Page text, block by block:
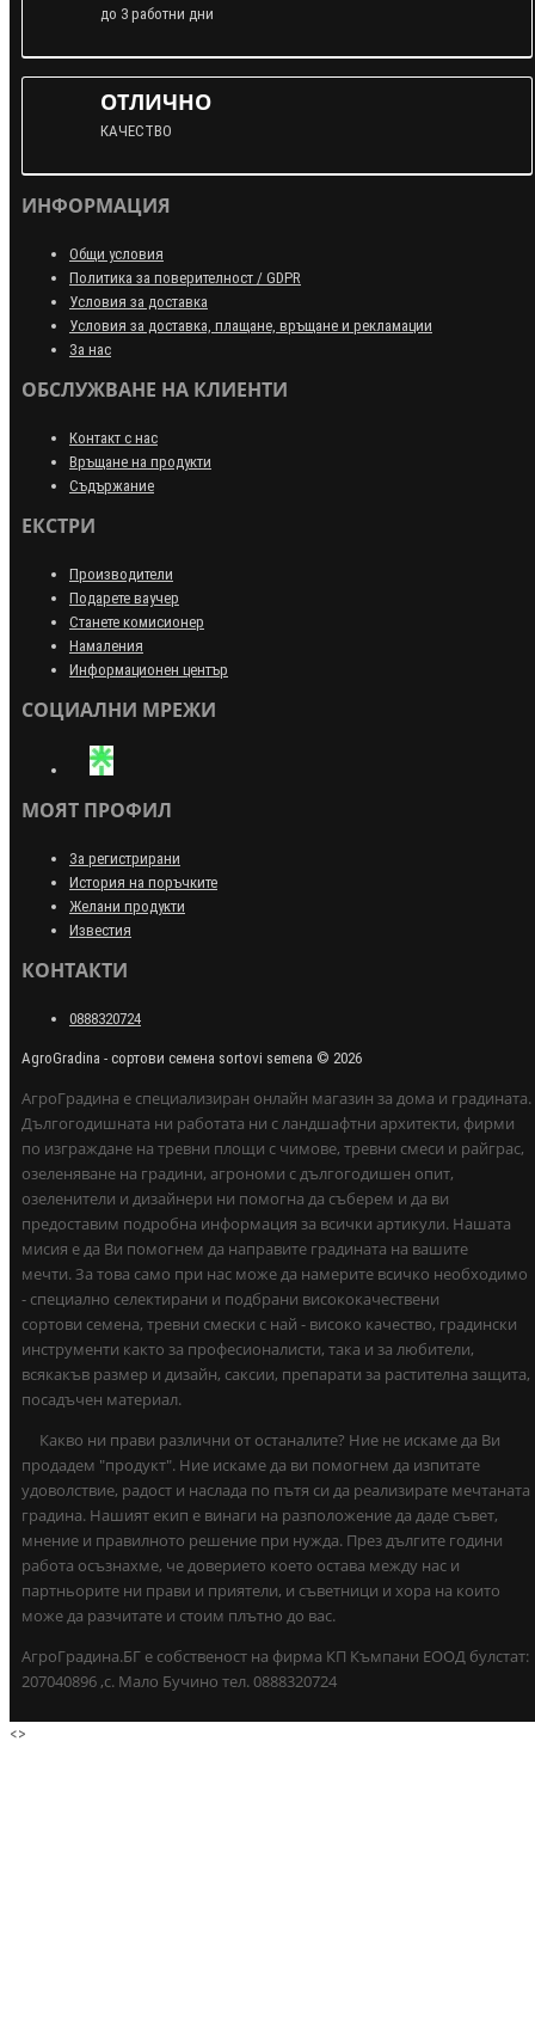
до 3 работни дни
ОТЛИЧНО
КАЧЕСТВО
ИНФОРМАЦИЯ
Общи условия
Политика за поверителност / GDPR
Условия за доставка
Условия за доставка, плащане, връщане и рекламации
За нас
ОБСЛУЖВАНЕ НА КЛИЕНТИ
Контакт с нас
Връщане на продукти
Съдържание
ЕКСТРИ
Производители
Подарете ваучер
Станете комисионер
Намаления
Информационен център
СОЦИАЛНИ МРЕЖИ
МОЯТ ПРОФИЛ
За регистрирани
История на поръчките
Желани продукти
Известия
КОНТАКТИ
0888320724
AgroGradina - сортови семена sortovi semena © 2026
АгроГрадина е специализиран онлайн магазин за дома и градината.
Дългогодишната ни работата ни с ландшафтни архитекти, фирми
по изграждане на тревни площи с чимове, тревни смеси и райграс,
озеленяване на градини, агрономи с дългогодишен опит,
озеленители и дизайнери ни помогна да съберем и да ви
предоставим подробна информация за всички артикули. Нашата
мисия е да Ви помогнем да направите градината на вашите
мечти. За това само при нас може да намерите всичко необходимо
- специално селектирани и подбрани висококачествени
сортови семена, тревни смески с най - високо качество, градински
инструменти както за професионалисти, така и за любители,
всякакъв размер и дизайн, саксии, препарати за растителна защита,
посадъчен материал.
Какво ни прави различни от останалите? Ние не искаме да Ви
продадем "продукт". Ние искаме да ви помогнем да изпитате
удоволствие, радост и наслада по пътя си да реализирате мечтаната
градина. Нашият екип е винаги на разположение да даде съвет,
мнение и правилното решение при нужда. През дългите години
работа осъзнахме, че доверието което остава между нас и
партньорите ни прави и приятели, и съветници и хора на които
може да разчитате и стоим плътно до вас.
АгроГрадина.БГ е собственост на фирма КП Къмпани ЕООД булстат:
207040896 ,с. Мало Бучино тел. 0888320724
<>